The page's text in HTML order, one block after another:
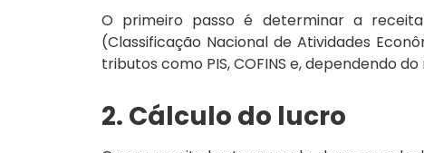
O primeiro passo é determinar a
(Classificação Nacional de Atividades
tributos como PIS, COFINS e, dependendo do
2. Cálculo do lucro